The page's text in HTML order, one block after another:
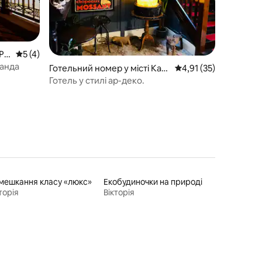
Середня оцінка: 5 з 5, відгуки: 4
5 (4)
Готельний номер у місті Kani
va
Середня оцінка: 4,91
4,91 (35)
Готель у стилі ар-деко.
класу «люкс»
Екобудиночки на природі
Вікторія